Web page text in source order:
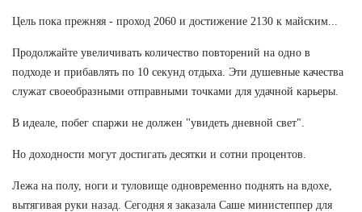
Цель пока прежняя - проход 2060 и достижение 2130 к майским...
Продолжайте увеличивать количество повторений на одно в
подходе и прибавлять по 10 секунд отдыха. Эти душевные качества
служат своеобразными отправными точками для удачной карьеры.
В идеале, побег спаржи не должен "увидеть дневной свет".
Но доходности могут достигать десятки и сотни процентов.
Лежа на полу, ноги и туловище одновременно поднять на вдохе,
вытягивая руки назад. Сегодня я заказала Саше министеппер для